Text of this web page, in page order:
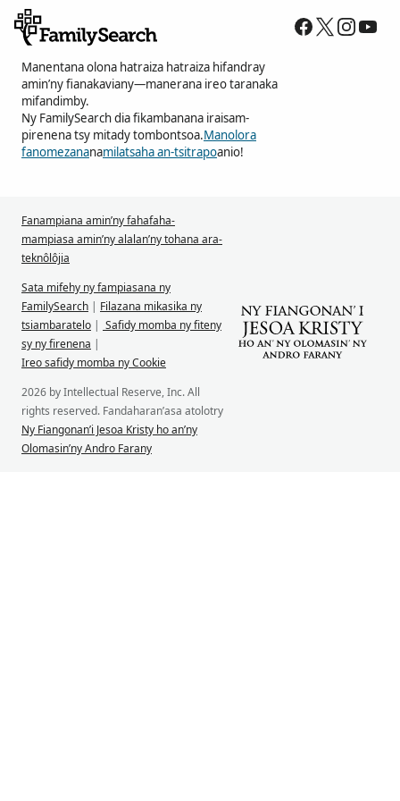
Manentana olona hatraiza hatraiza hifandray
amin’ny fianakaviany—manerana ireo taranaka
mifandimby.
Ny FamilySearch dia fikambanana iraisam-
pirenena tsy mitady tombontsoa.Manolora
fanomezananamilatsaha an-tsitrapoanio!
Fanampiana amin’ny fahafaha-
mampiasa amin’ny alalan’ny tohana ara-
teknôlôjia
Sata mifehy ny fampiasana ny
FamilySearch | Filazana mikasika ny
tsiambaratelo | Safidy momba ny fiteny
sy ny firenena |
Ireo safidy momba ny Cookie
2026 by Intellectual Reserve, Inc. All
rights reserved. Fandaharan’asa atolotry
Ny Fiangonan’i Jesoa Kristy ho an’ny
Olomasin’ny Andro Farany